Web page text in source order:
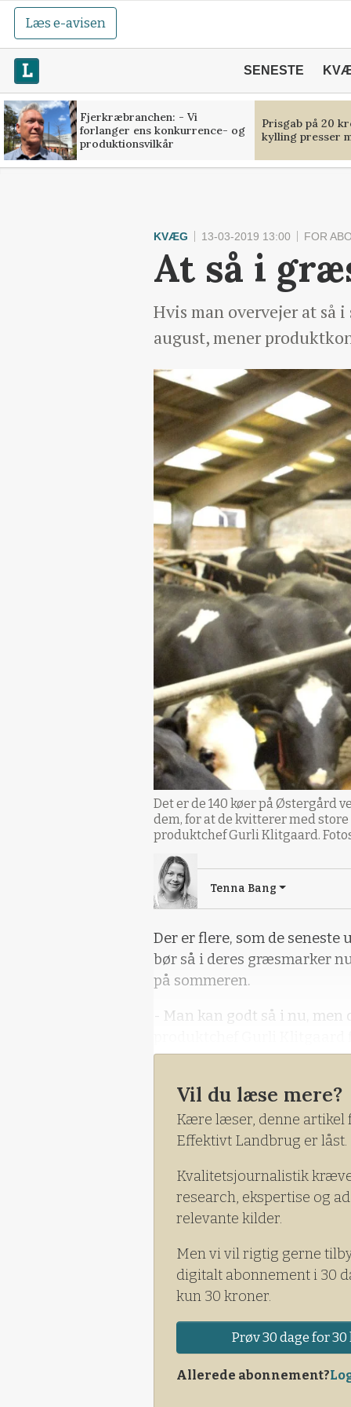
Læs e-avisen
SENESTE
Fjerkræbranchen: - Vi
forlanger ens konkurrence- og
produktionsvilkår
Prisgab på 20
kylling presser
KVÆG 13-03-2019 13:00 FOR
At så i
Hvis man overvejer at så
august, mener
Det er de 140 køer på Østergård
dem, for at de kvitterer med
produktchef Gurli Klitgaard.
Tenna Bang
Der er flere, som de seneste
bør så i deres græsmarker
på sommeren.
- Man kan godt så i nu,
at begynde at så i, ellers bør
- Dem der sår i
Vil du læse mere?
Kære læser, denne artikel
Effektivt Landbrug er låst.
Kvalitetsjournalistik
research, ekspertise og
relevante kilder.
Men vi vil rigtig gerne
digitalt abonnement i 30
kun 30 kroner.
Prøv 30 dage for
Allerede abonnement?